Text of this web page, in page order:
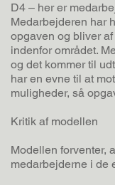
D4 – her er
Medarbejderen har
opgaven og bliver
indenfor området.
og det kommer til
har en evne til at
muligheder, så
Kritik af modellen
Modellen forventer,
medarbejderne i de